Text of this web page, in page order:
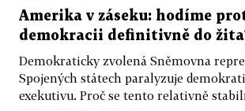
Amerika v záseku: hodíme
demokracii definitivně do
Demokraticky zvolená Sněmovna
Spojených státech paralyzuje
exekutivu. Proč se tento relativně